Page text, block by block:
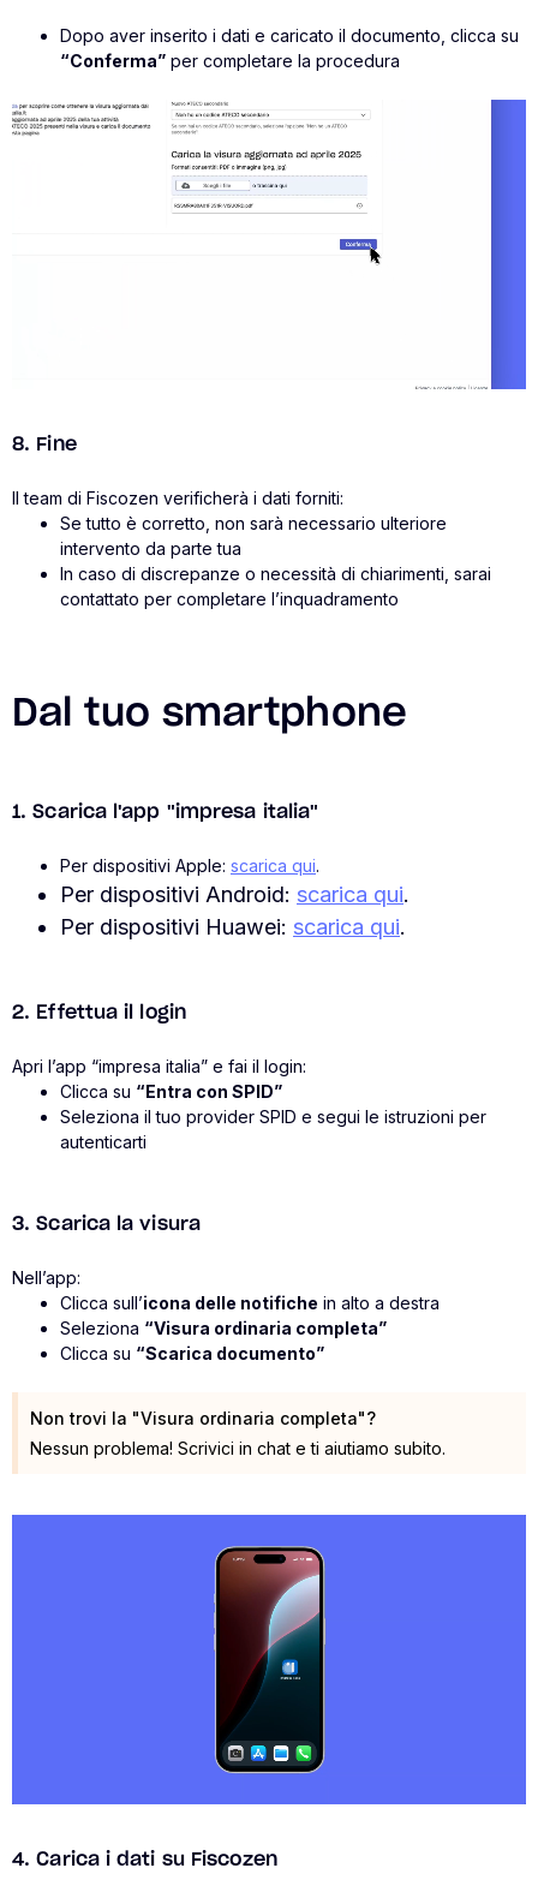
Dopo aver inserito i dati e caricato il documento, clicca su
“Conferma” per completare la procedura
8. Fine
Il team di Fiscozen verificherà i dati forniti:
Se tutto è corretto, non sarà necessario ulteriore
intervento da parte tua
In caso di discrepanze o necessità di chiarimenti, sarai
contattato per completare l’inquadramento
Dal tuo smartphone
1. Scarica l'app "impresa italia"
Per dispositivi Apple: scarica qui.
Per dispositivi Android: scarica qui.
Per dispositivi Huawei: scarica qui.
2. Effettua il login
Apri l’app “impresa italia” e fai il login:
Clicca su “Entra con SPID”
Seleziona il tuo provider SPID e segui le istruzioni per
autenticarti
3. Scarica la visura
Nell’app:
Clicca sull’icona delle notifiche in alto a destra
Seleziona “Visura ordinaria completa”
Clicca su “Scarica documento”
Non trovi la "Visura ordinaria completa"?
Nessun problema! Scrivici in chat e ti aiutiamo subito.
4. Carica i dati su Fiscozen